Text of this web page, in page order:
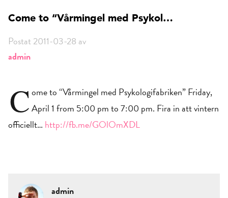
Come to “Vårmingel med Psykol…
Postat 2011-03-28 av
admin
Come to “Vårmingel med Psykologifabriken” Friday,
April 1 from 5:00 pm to 7:00 pm. Fira in att vintern
officiellt… http://fb.me/GOlOmXDL
admin